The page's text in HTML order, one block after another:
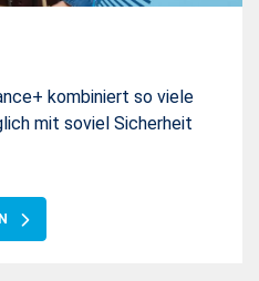
kombiniert so viele
mit soviel Sicherheit